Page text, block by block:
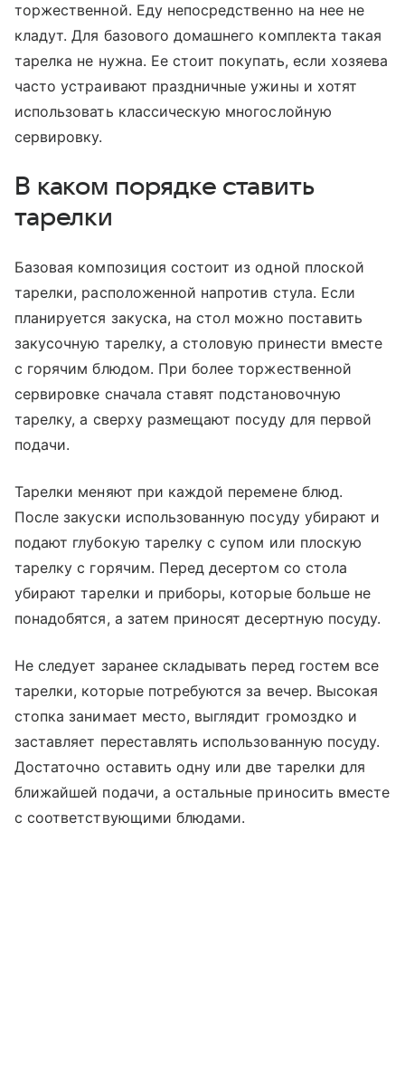
торжественной. Еду непосредственно на нее не
кладут. Для базового домашнего комплекта такая
тарелка не нужна. Ее стоит покупать, если хозяева
часто устраивают праздничные ужины и хотят
использовать классическую многослойную
сервировку.
В каком порядке ставить
тарелки
Базовая композиция состоит из одной плоской
тарелки, расположенной напротив стула. Если
планируется закуска, на стол можно поставить
закусочную тарелку, а столовую принести вместе
с горячим блюдом. При более торжественной
сервировке сначала ставят подстановочную
тарелку, а сверху размещают посуду для первой
подачи.
Тарелки меняют при каждой перемене блюд.
После закуски использованную посуду убирают и
подают глубокую тарелку с супом или плоскую
тарелку с горячим. Перед десертом со стола
убирают тарелки и приборы, которые больше не
понадобятся, а затем приносят десертную посуду.
Не следует заранее складывать перед гостем все
тарелки, которые потребуются за вечер. Высокая
стопка занимает место, выглядит громоздко и
заставляет переставлять использованную посуду.
Достаточно оставить одну или две тарелки для
ближайшей подачи, а остальные приносить вместе
с соответствующими блюдами.